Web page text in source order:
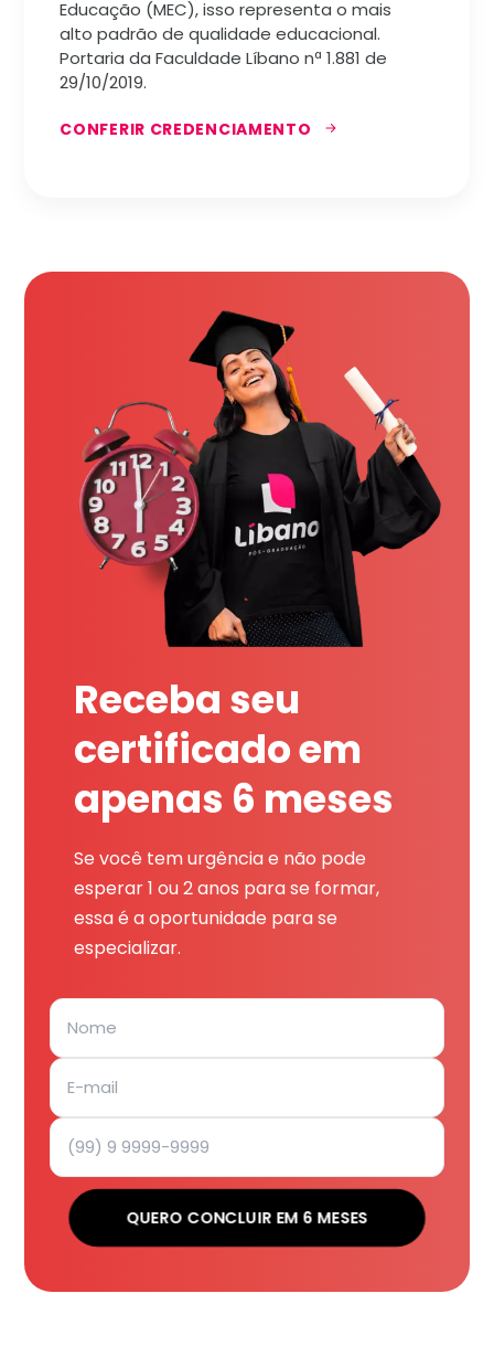
Educação (MEC), isso representa o mais
alto padrão de qualidade educacional.
Portaria da Faculdade Líbano nª 1.881 de
29/10/2019.
CONFERIR CREDENCIAMENTO
Receba seu
certificado em
apenas 6 meses
Se você tem urgência e não pode
esperar 1 ou 2 anos para se formar,
essa é a oportunidade para se
especializar.
QUERO CONCLUIR EM 6 MESES